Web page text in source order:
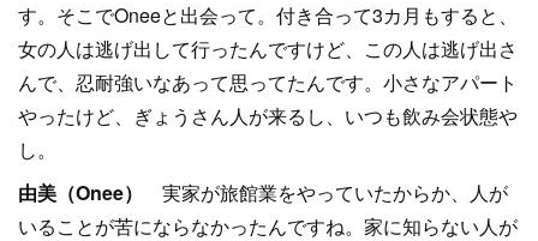
す。そこでOneeと出会って。付き合って3カ月もすると、
女の人は逃げ出して行ったんですけど、この人は逃げ出さ
んで、忍耐強いなあって思ってたんです。小さなアパート
やったけど、ぎょうさん人が来るし、いつも飲み会状態や
し。
由美（Onee）
実家が旅館業をやっていたからか、人が
いることが苦にならなかったんですね。家に知らない人が